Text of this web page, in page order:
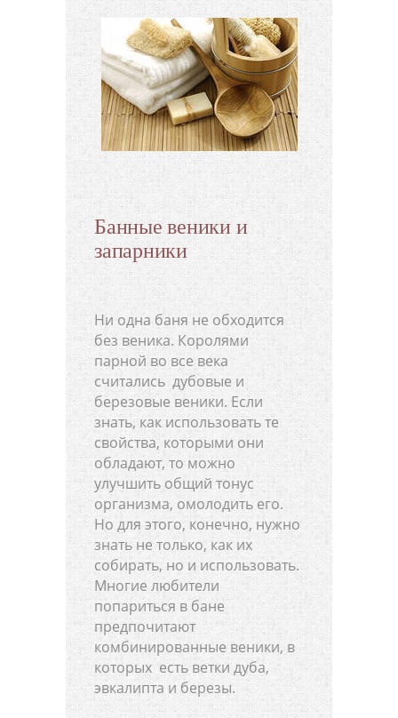
Банные веники и
запарники
Ни одна баня не обходится
без веника. Королями
парной во все века
считались дубовые и
березовые веники. Если
знать, как использовать те
свойства, которыми они
обладают, то можно
улучшить общий тонус
организма, омолодить его.
Но для этого, конечно, нужно
знать не только, как их
собирать, но и использовать.
Многие любители
попариться в бане
предпочитают
комбинированные веники, в
которых есть ветки дуба,
эвкалипта и березы.